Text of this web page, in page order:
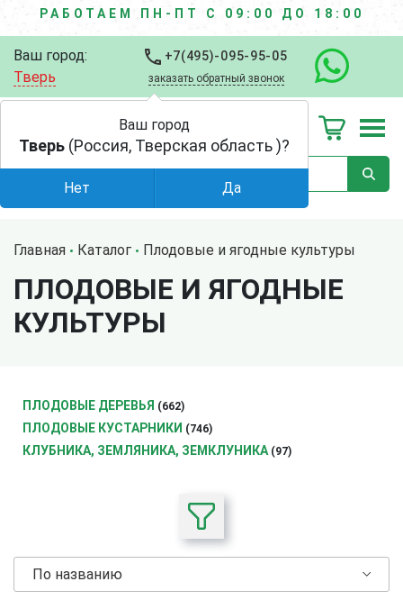
РАБОТАЕМ ПН-ПТ С 09:00 ДО 18:00
Ваш город:
Тверь
+7(495)-095-95-05
заказать обратный звонок
Главная Каталог Плодовые и ягодные культуры
ПЛОДОВЫЕ И ЯГОДНЫЕ
КУЛЬТУРЫ
ПЛОДОВЫЕ ДЕРЕВЬЯ (662)
ПЛОДОВЫЕ КУСТАРНИКИ (746)
КЛУБНИКА, ЗЕМЛЯНИКА, ЗЕМКЛУНИКА (97)
По названию
Ваш город
Тверь (Россия, Тверская область )?
Нет Да